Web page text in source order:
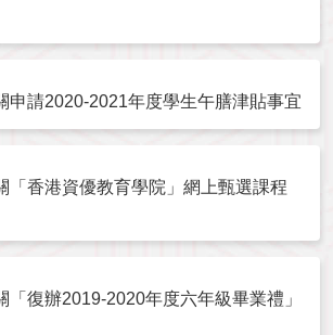
申請2020-2021年度學生午膳津貼事宜
「香港資優教育學院」網上甄選課程
「復辦2019-2020年度六年級畢業禮」